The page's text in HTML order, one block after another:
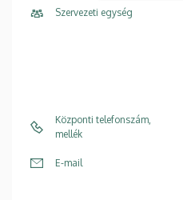
Szervezeti egység
Központi telefonszám,
mellék
E-mail